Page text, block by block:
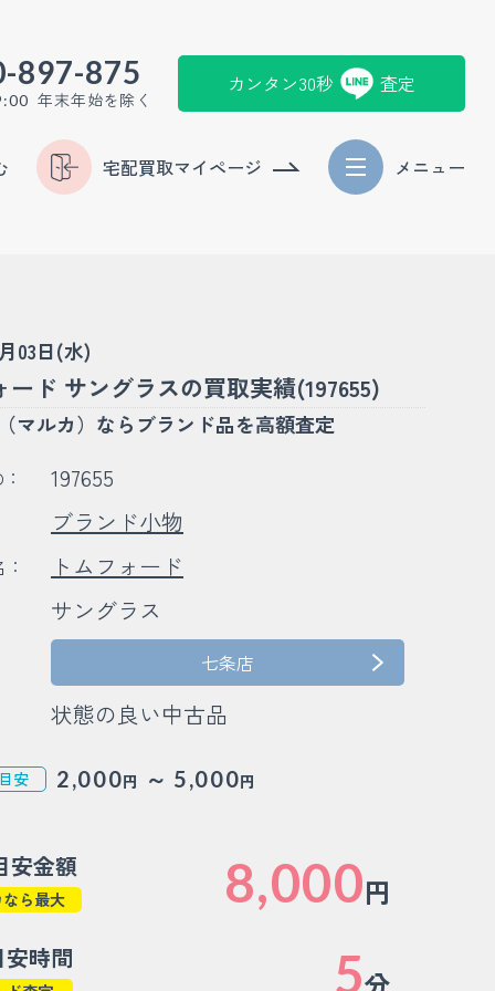
897-875
年末年始を除く
カンタン30秒 査定
宅配買取マイページ メニュー
03日(水)
ード サングラスの買取実績(197655)
マルカ）ならブランド品を高額査定
197655
ブランド小物
トムフォード
サングラス
七条店
状態の良い中古品
安 2,000円 ～ 5,000円
安金額
ら最大 8,000円
時間 5分